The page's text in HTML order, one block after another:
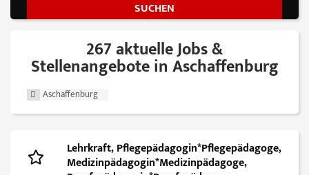
267 aktuelle Jobs &
Stellenangebote in Aschaffenburg
Aschaffenburg
Lehrkraft, Pflegepädagogin*Pflegepädagoge,
Medizinpädagogin*Medizinpädagoge,